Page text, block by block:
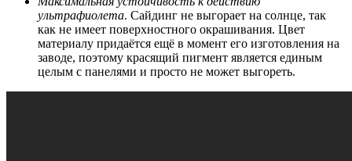
ультрафиолета. Сайдинг не выгорает на солнце, так
как не имеет поверхностного окрашивания. Цвет
материалу придаётся ещё в момент его изготовления на
заводе, поэтому красящий пигмент является единым
целым с панелями и просто не может выгореть.